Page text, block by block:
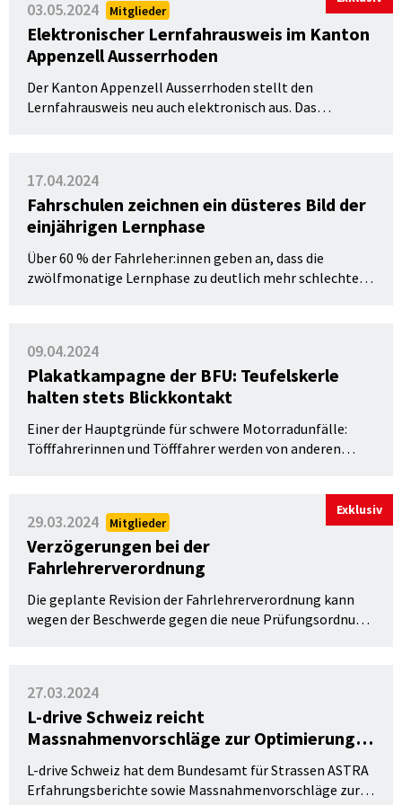
unter Alkoholeinfluss. Alkohol ist einer der grössten
Risikofaktoren für schwere Unfälle. Die BFU empfiehlt
deshalb: wer fährt, verzichtet am besten auf Alkohol.
03.05.2024 Mitglieder
Elektronischer Lernfahrausweis im Kanton
Appenzell Ausserrhoden
Der Kanton Appenzell Ausserrhoden stellt den
Lernfahrausweis neu auch elektronisch aus. Das
Strassenverkehrsamt Appenzell Ausserrhoden lancieren
das Pilotprojekt im Hinblick auf die Einführung des
staatlich anerkannten Identitätsnachweises (E-ID).
17.04.2024
Fahrschulen zeichnen ein düsteres Bild der
einjährigen Lernphase
Über 60 % der Fahrleher:innen geben an, dass die
zwölfmonatige Lernphase zu deutlich mehr schlechten
Umfrage unter Fahrlehrer:innen.
09.04.2024
Plakatkampagne der BFU: Teufelskerle
halten stets Blickkontakt
Einer der Hauptgründe für schwere Motorradunfälle:
Töfffahrerinnen und Töfffahrer werden von anderen
aufmerksam, wie wichtig Blickkontakt beim
Motorradfahren ist.
Exklusiv
29.03.2024 Mitglieder
Verzögerungen bei der
Fahrlehrerverordnung
Die geplante Revision der Fahrlehrerverordnung kann
wegen der Beschwerde gegen die neue Prüfungsordnung
27.03.2024
L-drive Schweiz reicht
Massnahmenvorschläge zur Optimierung
L-drive Schweiz hat dem Bundesamt für Strassen ASTRA
Erfahrungsberichte sowie Massnahmenvorschläge zur